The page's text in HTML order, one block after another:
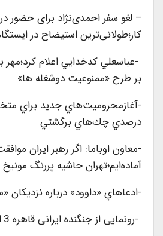
– لغو سفر احمدی‌نژاد برای حضور
کار؛طولانی‌ترین استیضاح در
-عباسعلي کدخدايي اعلام
بر طرح «ممنوعيت دوشغله ها»
درصدي چك‌هاي برگشتي
-معاون اوباما: اگر رهبر ايران
آماده‌ايم؛تهران حاشيه پررنگ مونيخ
-ادعاهاي «داوود» درباره نزديکان
-رونمایی از جنگنده ایرانی قاهره 313